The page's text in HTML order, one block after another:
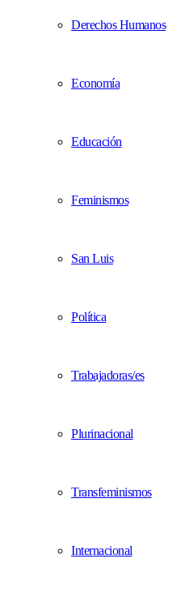
Derechos Humanos
Economía
Educación
Feminismos
San Luis
Política
Trabajadoras/es
Plurinacional
Transfeminismos
Internacional